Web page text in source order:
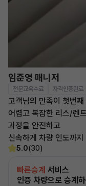
임준영 매니저
전문교육수료 자격인증완료
고객님의 만족이 첫번
어렵고 복잡한 리스/렌
과정을 안전하고
신속하게 차량 인도까
5.0(30)
빠른승계 서비스
인증 차량으로 승계